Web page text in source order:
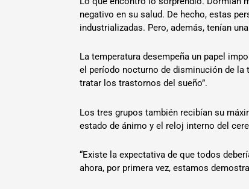
negativo en su salud. De hecho, estas
industrializadas. Pero, además, tenían
La temperatura desempeña un papel
el período nocturno de disminución de la
tratar los trastornos del sueño”.
Los tres grupos también recibían su
estado de ánimo y el reloj interno del
“Existe la expectativa de que todos
ahora, por primera vez, estamos